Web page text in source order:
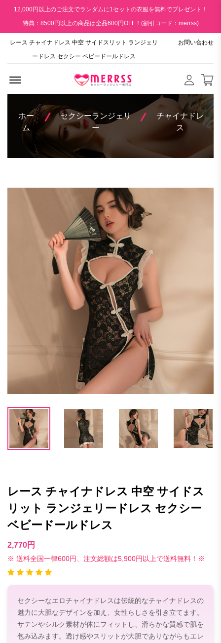
12,000円以上のご注文でランダムに1セットの衣服を無料でプレゼント！
特典：8500円以上の商品は全品600円OFF！(割引コード：merrss)
レース チャイナドレス 中空 サイドスリット ランジェリ
ードレス セクシー ベビードールドレス
お問い合わせ
ホー
ム
セクシーランジェリ
ー
チャイナドレ
ス
レース チャイナドレス 中空 サイドス
リット ランジェリードレス セクシー
ベビードールドレス
2,770円
※ 送料全国一律600円、注文総額は5,900円以上で送料無料！※
セクシーなエロチャイナドレスは伝統的なチャイナドレスの
魅力に大胆なデザインを加え、女性らしさを引き立てます。
サテンやシルク素材が体にフィットし、滑らかな質感で肌を
包み込みます。透け感やスリットが大胆でありながらもエレ